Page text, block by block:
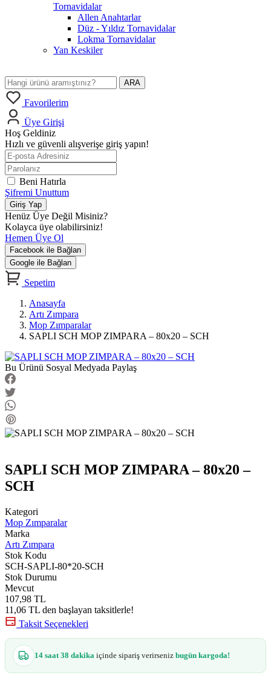
Tornavidalar
Allen Anahtarlar
Düz - Yıldız Tornavidalar
Lokma Tornavidalar
Yan Keskiler
ARA
Favorilerim
Üye Girişi
Hoş Geldiniz
Hızlı ve güvenli alışverişe giriş yapın!
Beni Hatırla
Şifremi Unuttum
Giriş Yap
Henüz Üye Değil Misiniz?
Kolayca üye olabilirsiniz!
Hemen Üye Ol
Facebook ile Bağlan
Google ile Bağlan
Sepetim
Anasayfa
Artı Zımpara
Mop Zımparalar
SAPLI SCH MOP ZIMPARA – 80x20 – SCH
Bu Ürünü Sosyal Medyada Paylaş
SAPLI SCH MOP ZIMPARA – 80x20 –
SCH
Kategori
Mop Zımparalar
Marka
Artı Zımpara
Stok Kodu
SCH-SAPLI-80*20-SCH
Stok Durumu
Mevcut
107,98 TL
11,06 TL den başlayan taksitlerle!
Taksit Seçenekleri
14 saat 38 dakika içinde sipariş verirseniz bugün kargoda!